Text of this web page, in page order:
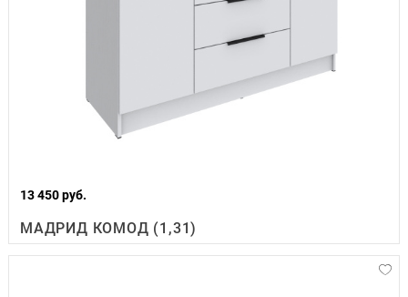
13 450 руб.
МАДРИД КОМОД (1,31)